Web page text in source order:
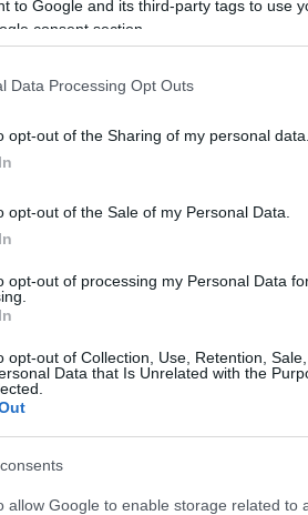
to Google and its third-party tags to use
consent section.
Data Processing Opt Outs
opt-out of the Sharing of my personal data.
opt-out of the Sale of my Personal Data.
opt-out of processing my Personal Data
opt-out of Collection, Use, Retention,
Data that Is Unrelated with the
allow Google to enable storage related to
a Slovan Bratislava győzelemmel
és Asier Pérez De Mendiola
González Fuertes ül majd. A 39
a Barcelonának 26-
de ő dirigálta áprilisban
a Barca a blancók ellen.
ismét odaszúrt a
"A CFR-ben
mint ahogy a Fradiban
Cluj elleni Európa Liga-selejtező
sajtótájékoztatót tartott Bognár
vezetőedzője.